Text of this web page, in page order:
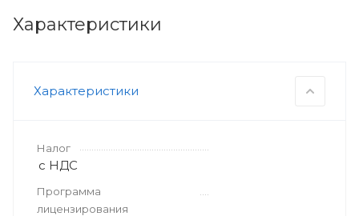
Характеристики
Характеристики
Налог
с НДС
Программа
лицензирования